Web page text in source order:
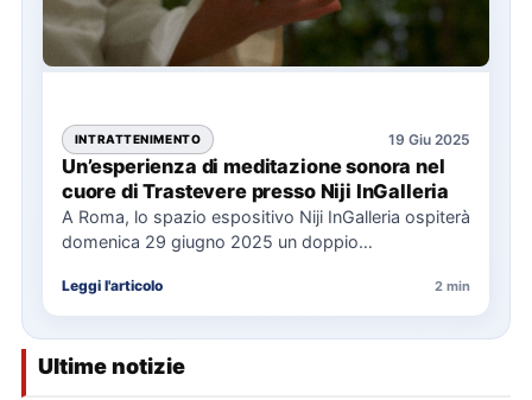
INTRATTENIMENTO 19 Giu 2025
Un’esperienza di meditazione sonora nel
cuore di Trastevere presso Niji InGalleria
A Roma, lo spazio espositivo Niji InGalleria ospiterà
domenica 29 giugno 2025 un doppio
Leggi l'articolo 2 min
Ultime notizie